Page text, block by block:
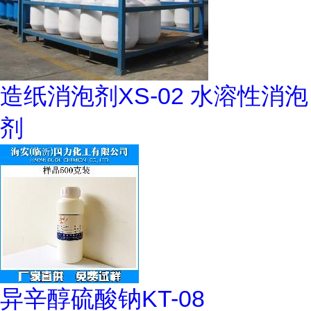
造纸消泡剂XS-02 水溶性消泡
剂
异辛醇硫酸钠KT-08